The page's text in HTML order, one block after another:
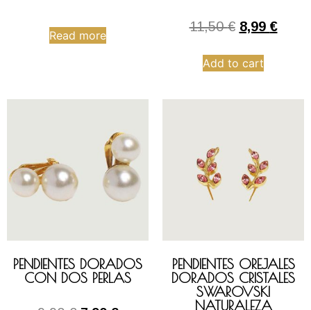
Read more
11,50€ 8,99 €
Add to cart
PENDIENTES DORADOS
CON DOS PERLAS
PENDIENTES OREJALES
DORADOS CRISTALES
SWAROVSKI
NATURALEZA